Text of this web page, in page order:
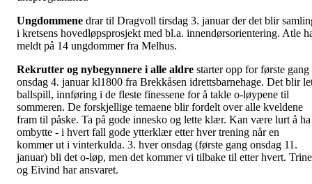
Ungdommene drar til Dragvoll tirsdag 3. januar der det blir
i kretsens hovedløpsprosjekt med bl.a. innendørsorientering. Atle
meldt på 14 ungdommer fra Melhus.
Rekrutter og nybegynnere i alle aldre starter opp for første gang
onsdag 4. januar kl1800 fra Brekkåsen idrettsbarnehage. Det blir
ballspill, innføring i de fleste finessene for å takle o-løypene til
sommeren. De forskjellige temaene blir fordelt over alle kveldene
fram til påske. Ta på gode innesko og lette klær. Kan være lurt å ha
ombytte - i hvert fall gode ytterklær etter hver trening når en
kommer ut i vinterkulda. 3. hver onsdag (første gang onsdag 11.
januar) bli det o-løp, men det kommer vi tilbake til etter hvert. Trine
og Eivind har ansvaret.